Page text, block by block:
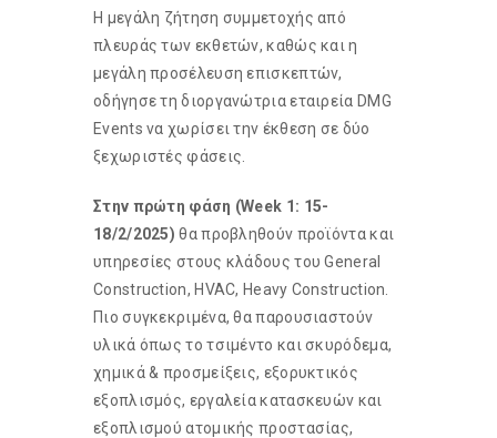
Η μεγάλη ζήτηση συμμετοχής από
πλευράς των εκθετών, καθώς και η
μεγάλη προσέλευση επισκεπτών,
οδήγησε τη διοργανώτρια εταιρεία DMG
Events να χωρίσει την έκθεση σε δύο
ξεχωριστές φάσεις.
Στην πρώτη φάση (Week 1: 15-
18/2/2025) θα προβληθούν προϊόντα και
υπηρεσίες στους κλάδους του General
Construction, HVAC, Heavy Construction.
Πιο συγκεκριμένα, θα παρουσιαστούν
υλικά όπως το τσιμέντο και σκυρόδεμα,
χημικά & προσμείξεις, εξορυκτικός
εξοπλισμός, εργαλεία κατασκευών και
εξοπλισμού ατομικής προστασίας,